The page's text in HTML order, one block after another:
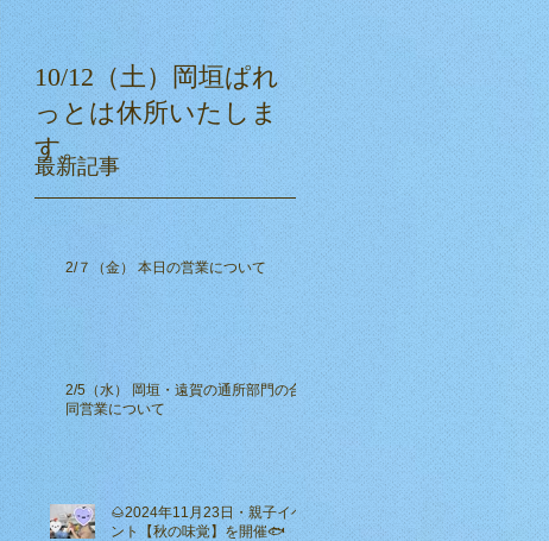
10/12（土）岡垣ぱれ
っとは休所いたしま
す。
ぱれっとクリスマス
会☆
最新記事
2/７（金） 本日の営業について
2/5（水） 岡垣・遠賀の通所部門の合
同営業について
🌰2024年11月23日・親子イベ
ント【秋の味覚】を開催🐟